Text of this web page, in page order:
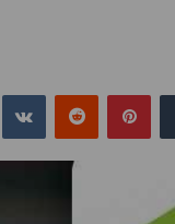
بينتيريست